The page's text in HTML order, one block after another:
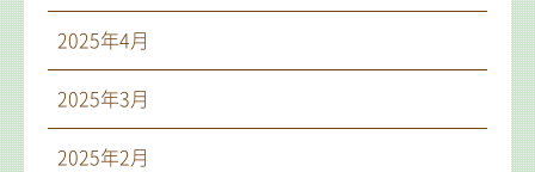
2025年4月
2025年3月
2025年2月